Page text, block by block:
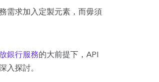
需求加入定製元素，而毋須
銀行服務的大前提下，API
入探討。